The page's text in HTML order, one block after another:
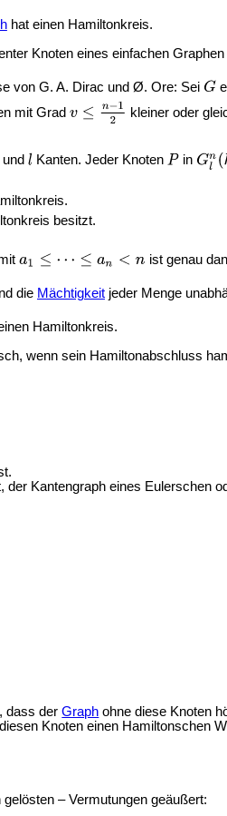
hat einen Hamiltonkreis.
Knoten eines einfachen
von G. A. Dirac und Ø. Ore: Sei
mit Grad kleiner oder
Kanten. Jeder Knoten in
besitzt.
ist genau
die Mächtigkeitjeder Menge
Hamiltonkreis.
wenn sein Hamiltonabschluss
Kantengraph eines Eulerschen
dass derGraph ohne diese Knoten
Knoten einen Hamiltonschen
gelösten –Vermutungen geäußert: